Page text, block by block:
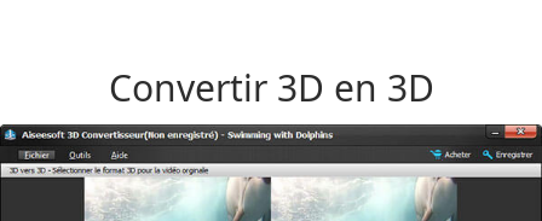
Convertir 3D en 3D